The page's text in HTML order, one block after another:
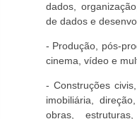
dados,
de dados e
- Produção, pós-
cinema, vídeo e
- Construções
imobiliária,
obras,